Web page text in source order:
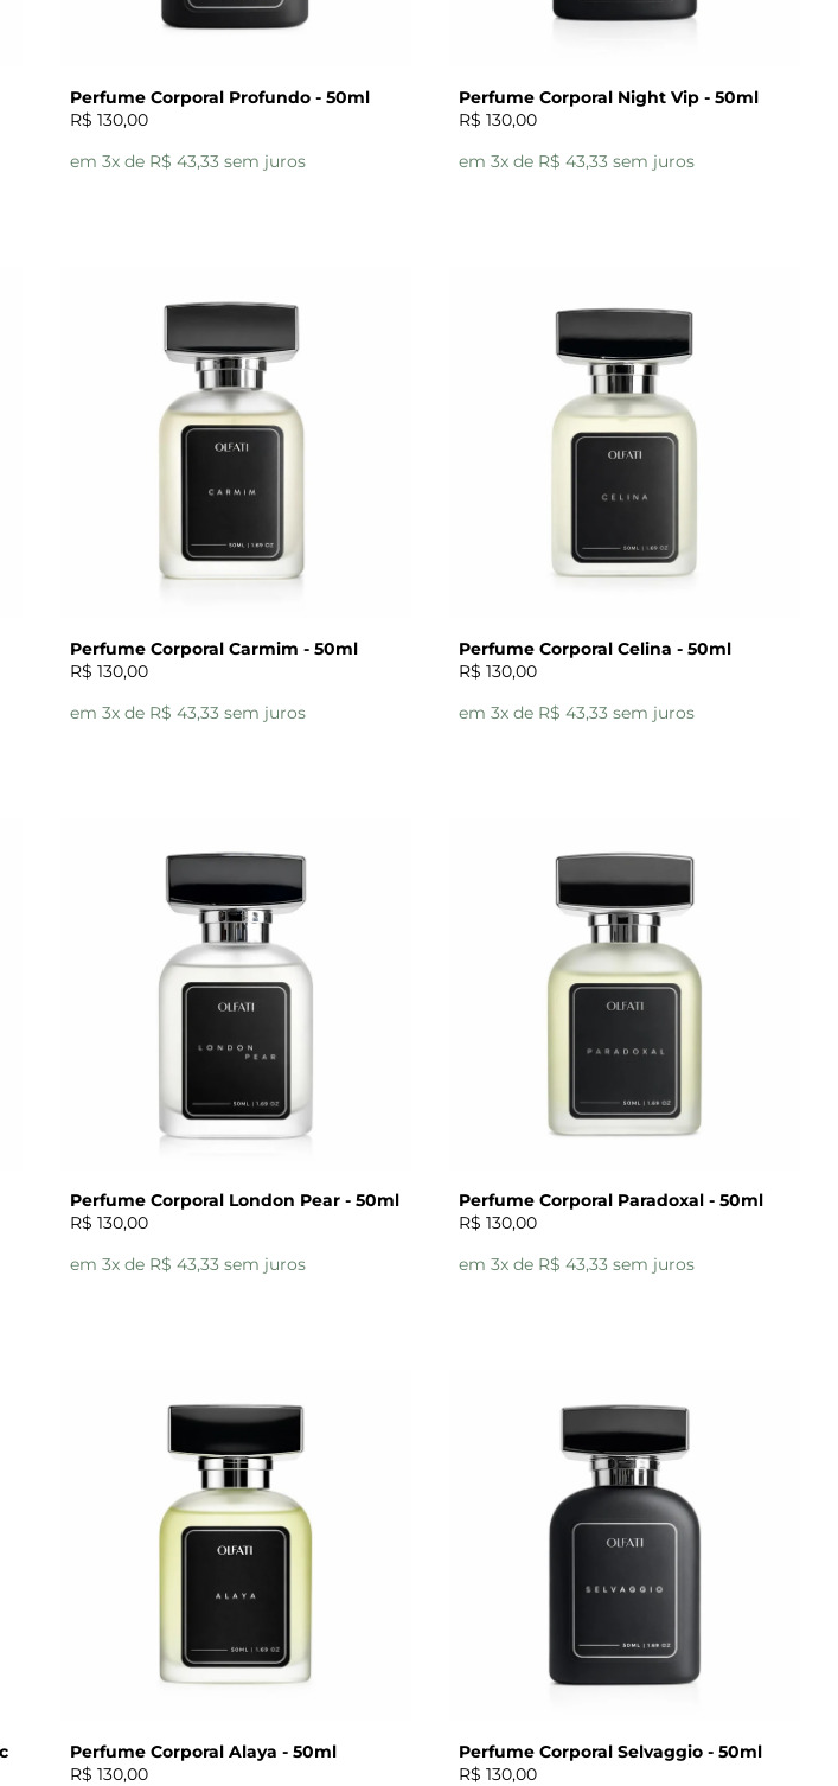
Perfume Corporal Profundo - 50ml
R$ 130,00
em 3x de R$ 43,33 sem juros
Perfume Corporal Night Vip - 50ml
R$ 130,00
em 3x de R$ 43,33 sem juros
Perfume Corporal Carmim - 50ml
R$ 130,00
em 3x de R$ 43,33 sem juros
Perfume Corporal Celina - 50ml
R$ 130,00
em 3x de R$ 43,33 sem juros
Perfume Corporal London Pear - 50ml
R$ 130,00
em 3x de R$ 43,33 sem juros
Perfume Corporal Paradoxal - 50ml
R$ 130,00
em 3x de R$ 43,33 sem juros
Perfume Corporal Alaya - 50ml
R$ 130,00
Perfume Corporal Selvaggio - 50ml
R$ 130,00